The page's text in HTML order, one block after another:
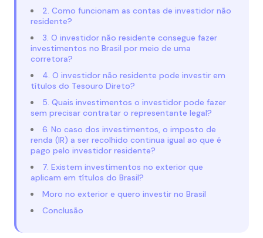
2. Como funcionam as contas de investidor não
residente?
3. O investidor não residente consegue fazer
investimentos no Brasil por meio de uma
corretora?
4. O investidor não residente pode investir em
títulos do Tesouro Direto?
5. Quais investimentos o investidor pode fazer
sem precisar contratar o representante legal?
6. No caso dos investimentos, o imposto de
renda (IR) a ser recolhido continua igual ao que é
pago pelo investidor residente?
7. Existem investimentos no exterior que
aplicam em títulos do Brasil?
Moro no exterior e quero investir no Brasil
Conclusão